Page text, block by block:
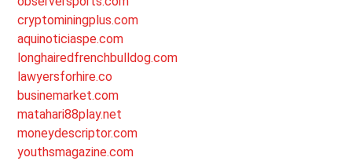
cryptominingplus.com
aquinoticiaspe.com
longhairedfrenchbulldog.com
lawyersforhire.co
businemarket.com
matahari88play.net
moneydescriptor.com
youthsmagazine.com